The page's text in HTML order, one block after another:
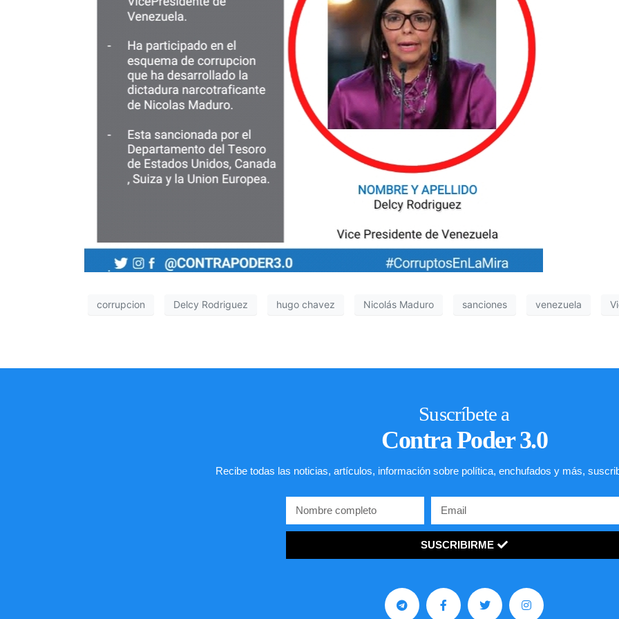
corrupcion Delcy Rodriguez hugo chavez Nicolás Maduro sanciones venezuela
Suscríbete a
Contra Poder 3.0
Recibe todas las noticias, artículos, información sobre política, enchufados y más,
SUSCRIBIRME